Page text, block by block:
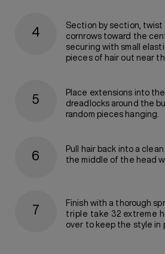
Section by section, twist
cornrows toward the
securing with small
pieces of hair out near
Place extensions into
dreadlocks around the
random pieces hanging.
Pull hair back into a
the middle of the head
Finish with a thorough
triple take 32 extreme
over to keep the style in